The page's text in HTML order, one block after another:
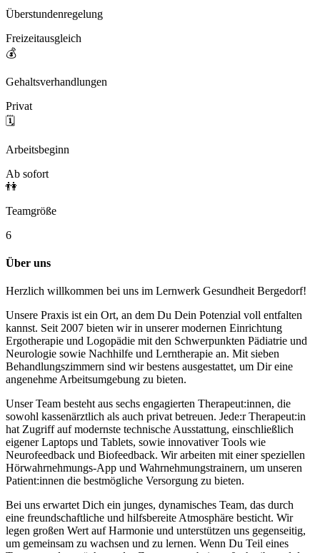
Überstundenregelung
Freizeitausgleich
💰
Gehaltsverhandlungen
Privat
🗓️
Arbeitsbeginn
Ab sofort
👫
Teamgröße
6
Über uns
Herzlich willkommen bei uns im Lernwerk Gesundheit Bergedorf!
Unsere Praxis ist ein Ort, an dem Du Dein Potenzial voll entfalten
kannst. Seit 2007 bieten wir in unserer modernen Einrichtung
Ergotherapie und Logopädie mit den Schwerpunkten Pädiatrie und
Neurologie sowie Nachhilfe und Lerntherapie an. Mit sieben
Behandlungszimmern sind wir bestens ausgestattet, um Dir eine
angenehme Arbeitsumgebung zu bieten.
Unser Team besteht aus sechs engagierten Therapeut:innen, die
sowohl kassenärztlich als auch privat betreuen. Jede:r Therapeut:in
hat Zugriff auf modernste technische Ausstattung, einschließlich
eigener Laptops und Tablets, sowie innovativer Tools wie
Neurofeedback und Biofeedback. Wir arbeiten mit einer speziellen
Hörwahrnehmungs-App und Wahrnehmungstrainern, um unseren
Patient:innen die bestmögliche Versorgung zu bieten.
Bei uns erwartet Dich ein junges, dynamisches Team, das durch
eine freundschaftliche und hilfsbereite Atmosphäre besticht. Wir
legen großen Wert auf Harmonie und unterstützen uns gegenseitig,
um gemeinsam zu wachsen und zu lernen. Wenn Du Teil eines